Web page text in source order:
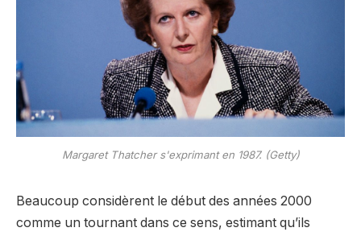
Margaret Thatcher s'exprimant en 1987. (Getty)
Beaucoup considèrent le début des années 2000
comme un tournant dans ce sens, estimant qu’ils